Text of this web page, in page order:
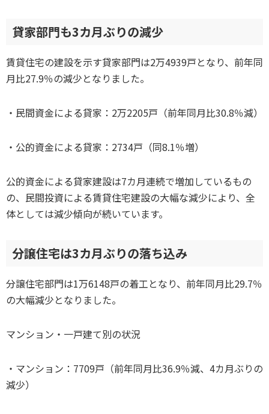
貸家部門も3カ月ぶりの減少
賃貸住宅の建設を示す貸家部門は2万4939戸となり、前年同
月比27.9％の減少となりました。
・民間資金による貸家：2万2205戸（前年同月比30.8％減）
・公的資金による貸家：2734戸（同8.1％増）
公的資金による貸家建設は7カ月連続で増加しているもの
の、民間投資による賃貸住宅建設の大幅な減少により、全
体としては減少傾向が続いています。
分譲住宅は3カ月ぶりの落ち込み
分譲住宅部門は1万6148戸の着工となり、前年同月比29.7％
の大幅減少となりました。
マンション・一戸建て別の状況
・マンション：7709戸（前年同月比36.9％減、4カ月ぶりの
減少）